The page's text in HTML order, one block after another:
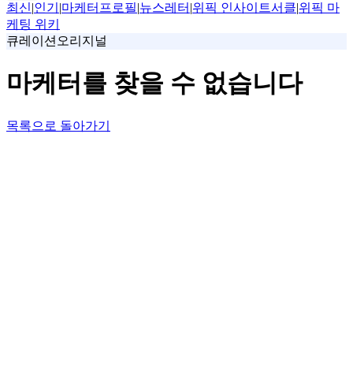
최신|인기 |마케터프로필|뉴스레터 |위픽 인사이트서클|위픽 마
케팅 위키
큐레이션 오리지널
마케터를 찾을 수 없습니다
목록으로 돌아가기